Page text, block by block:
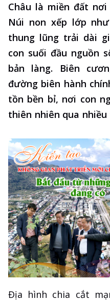
Châu là miền đất
Núi non xếp lớp
thung lũng trải dài
con suối đầu nguồn
bản làng. Biên
đường biên hành
tồn bền bỉ, nơi con
thiên nhiên qua nhiều
Địa hình chia cắt